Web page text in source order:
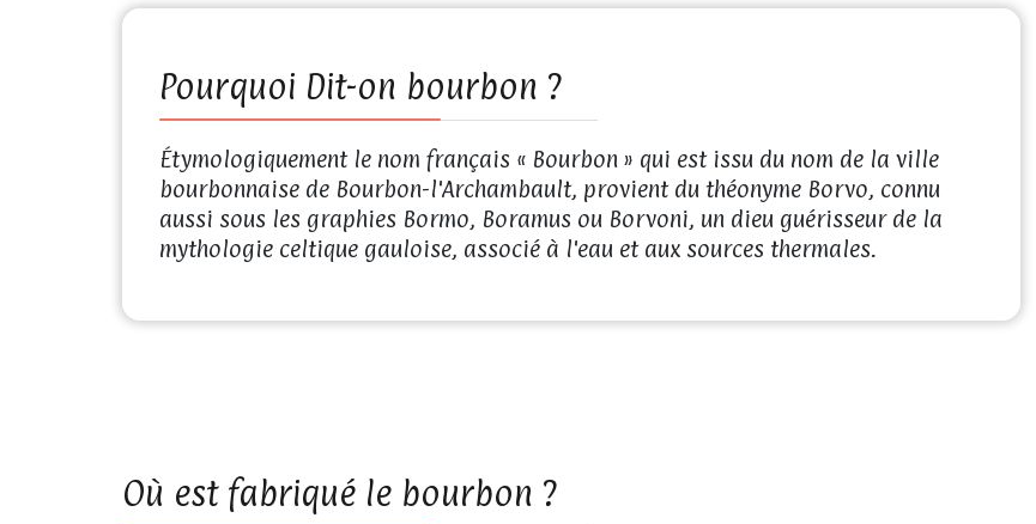
Pourquoi Dit-on bourbon ?
Étymologiquement le nom français « Bourbon » qui est issu du nom de la ville
bourbonnaise de Bourbon-l'Archambault, provient du théonyme Borvo, connu
aussi sous les graphies Bormo, Boramus ou Borvoni, un dieu guérisseur de la
mythologie celtique gauloise, associé à l'eau et aux sources thermales.
Où est fabriqué le bourbon ?